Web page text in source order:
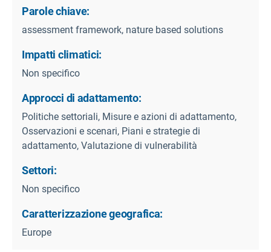
Parole chiave:
assessment framework, nature based solutions
Impatti climatici:
Non specifico
Approcci di adattamento:
Politiche settoriali, Misure e azioni di adattamento,
Osservazioni e scenari, Piani e strategie di
adattamento, Valutazione di vulnerabilità
Settori:
Non specifico
Caratterizzazione geografica:
Europe